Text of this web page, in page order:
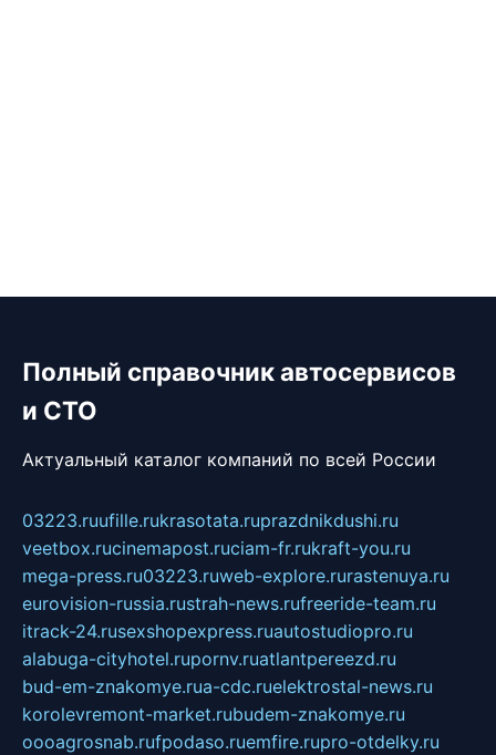
Полный справочник автосервисов
и СТО
Актуальный каталог компаний по всей России
03223.ruufille.rukrasotata.ruprazdnikdushi.ru
veetbox.rucinemapost.ruciam-fr.rukraft-you.ru
mega-press.ru03223.ruweb-explore.rurastenuya.ru
eurovision-russia.rustrah-news.rufreeride-team.ru
itrack-24.rusexshopexpress.ruautostudiopro.ru
alabuga-cityhotel.rupornv.ruatlantpereezd.ru
bud-em-znakomye.rua-cdc.ruelektrostal-news.ru
korolevremont-market.rubudem-znakomye.ru
oooagrosnab.rufpodaso.ruemfire.rupro-otdelky.ru